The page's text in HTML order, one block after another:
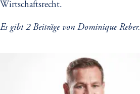
Wirtschaftsrecht.
Es gibt 2 Beiträge von Dominique Reber.